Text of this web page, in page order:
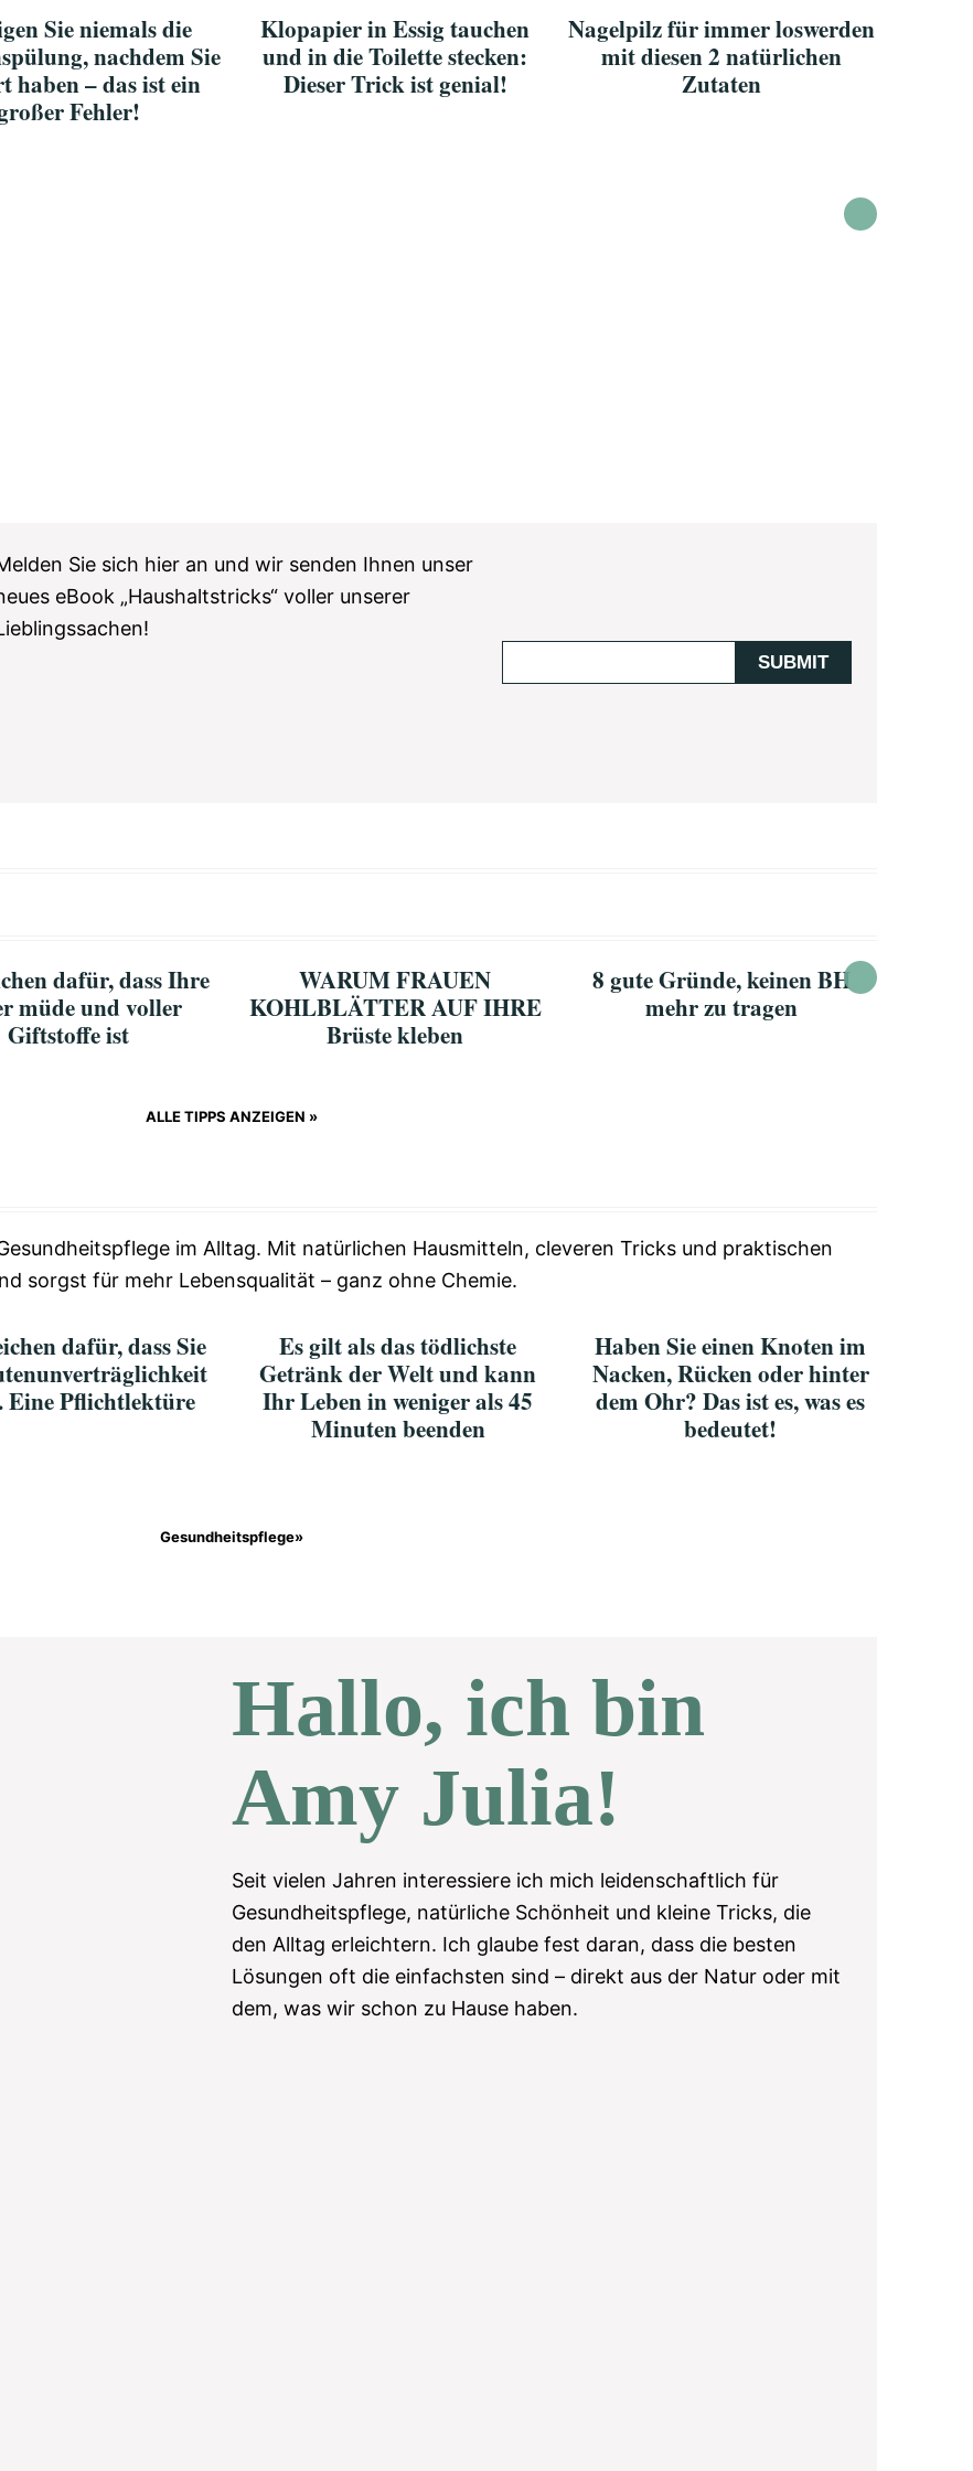
Sie niemals die
nachdem Sie
haben – das ist ein
Fehler!
Klopapier in Essig tauchen
und in die Toilette stecken:
Dieser Trick ist genial!
Nagelpilz für immer loswerden
mit diesen 2 natürlichen
Zutaten
Sie sich hier an und wir senden Ihnen unser
eBook „Haushaltstricks“ voller unserer
dafür, dass Ihre
müde und voller
Giftstoffe ist
WARUM FRAUEN
KOHLBLÄTTER AUF IHRE
Brüste kleben
8 gute Gründe, keinen BH
mehr zu tragen
ALLE TIPPS ANZEIGEN »
im Alltag. Mit natürlichen Hausmitteln, cleveren Tricks und praktischen
sorgst für mehr Lebensqualität – ganz ohne Chemie.
dafür, dass Sie
Eine Pflichtlektüre
Es gilt als das tödlichste
Getränk der Welt und kann
Ihr Leben in weniger als 45
Minuten beenden
Haben Sie einen Knoten im
Nacken, Rücken oder hinter
dem Ohr? Das ist es, was es
bedeutet!
Gesundheitspflege»
Hallo, ich bin
Amy Julia!
Seit vielen Jahren interessiere ich mich leidenschaftlich für
Gesundheitspflege, natürliche Schönheit und kleine Tricks, die
den Alltag erleichtern. Ich glaube fest daran, dass die besten
Lösungen oft die einfachsten sind – direkt aus der Natur oder mit
dem, was wir schon zu Hause haben.